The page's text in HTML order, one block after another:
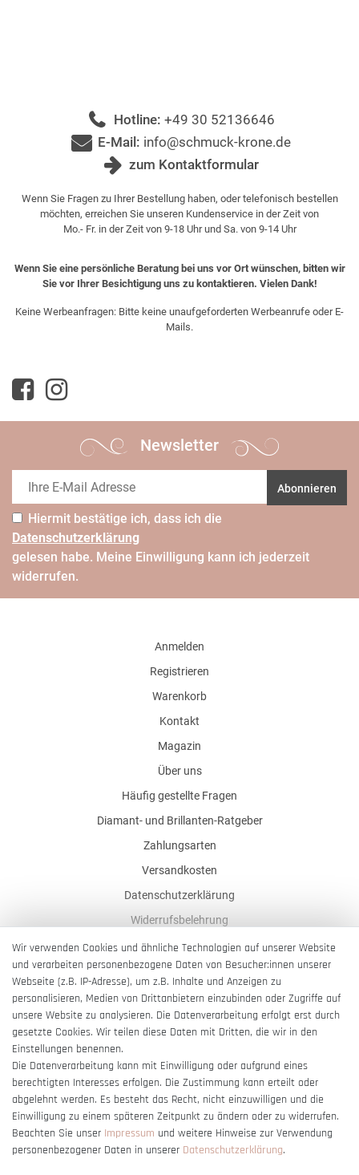
Hotline: +49 30 52136646
E-Mail: info@schmuck-krone.de
zum Kontaktformular
Wenn Sie Fragen zu Ihrer Bestellung haben, oder telefonisch bestellen
möchten, erreichen Sie unseren Kundenservice in der Zeit von
Mo.- Fr. in der Zeit von 9-18 Uhr und Sa. von 9-14 Uhr
Wenn Sie eine persönliche Beratung bei uns vor Ort wünschen, bitten wir
Sie vor Ihrer Besichtigung uns zu kontaktieren. Vielen Dank!
Keine Werbeanfragen: Bitte keine unaufgeforderten Werbeanrufe oder E-
Mails.
Newsletter
Abonnieren
Hiermit bestätige ich, dass ich die
Daten­schutz­erklärung
gelesen habe. Meine Einwilligung kann ich jederzeit
widerrufen.
Anmelden
Registrieren
Warenkorb
Kontakt
Magazin
Über uns
Häufig gestellte Fragen
Diamant- und Brillanten-Ratgeber
Zahlungsarten
Versandkosten
Datenschutzerklärung
Widerrufsbelehrung
AGB
Impressum
Barrierefreiheitserklärung
Vertrag widerrufen
Wir verwenden Cookies und ähnliche Technologien auf unserer Website
und verarbeiten personenbezogene Daten von Besucher:innen unserer
Webseite (z.B. IP-Adresse), um z.B. Inhalte und Anzeigen zu
personalisieren, Medien von Drittanbietern einzubinden oder Zugriffe auf
unsere Website zu analysieren. Die Datenverarbeitung erfolgt erst durch
gesetzte Cookies. Wir teilen diese Daten mit Dritten, die wir in den
Einstellungen benennen.
Die Datenverarbeitung kann mit Einwilligung oder aufgrund eines
berechtigten Interesses erfolgen. Die Zustimmung kann erteilt oder
abgelehnt werden. Es besteht das Recht, nicht einzuwilligen und die
Einwilligung zu einem späteren Zeitpunkt zu ändern oder zu widerrufen.
Beachten Sie unser Impressum und weitere Hinweise zur Verwendung
personenbezogener Daten in unserer Daten­schutz­erklärung.